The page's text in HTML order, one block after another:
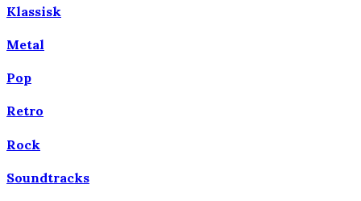
Klassisk
Metal
Pop
Retro
Rock
Soundtracks